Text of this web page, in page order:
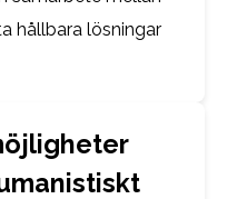
hållbara lösningar